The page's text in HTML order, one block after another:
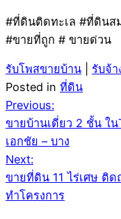
#ที่ดินติดทะเล #ที่ดินส
#ขายที่ถูก # ขายด่วน
รับโพสขายบ้าน
รับจ้
Posted in ที่ดิน
Post
Previous:
ขายบ้านเดี่ยว 2 ชั้น ใ
เอกชัย – บาง
Next:
ขายที่ดิน 11 ไร่เศษ ติ
ทำโครงการ